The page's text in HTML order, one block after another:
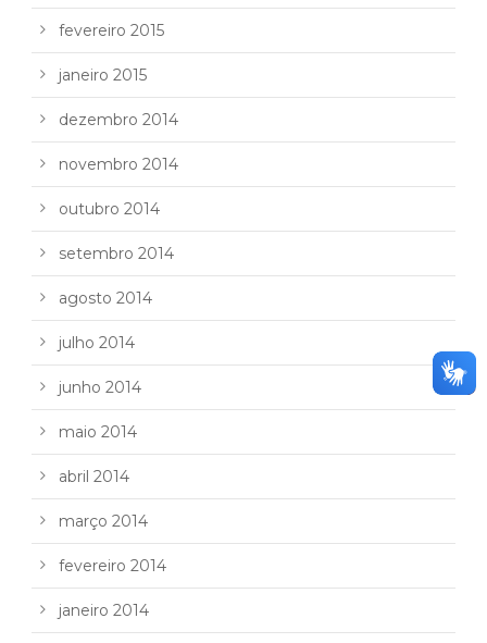
fevereiro 2015
janeiro 2015
dezembro 2014
novembro 2014
outubro 2014
setembro 2014
agosto 2014
julho 2014
junho 2014
maio 2014
abril 2014
março 2014
fevereiro 2014
janeiro 2014